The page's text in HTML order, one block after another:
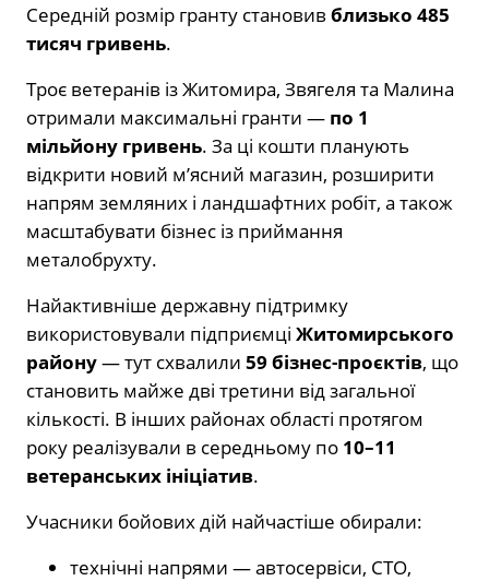
Середній розмір гранту становив близько 485
тисяч гривень.
Троє ветеранів із Житомира, Звягеля та Малина
отримали максимальні гранти — по 1
мільйону гривень. За ці кошти планують
відкрити новий м’ясний магазин, розширити
напрям земляних і ландшафтних робіт, а також
масштабувати бізнес із приймання
металобрухту.
Найактивніше державну підтримку
використовували підприємці Житомирського
району— тут схвалили 59 бізнес-проєктів, що
становить майже дві третини від загальної
кількості. В інших районах області протягом
року реалізували в середньому по 10–11
ветеранських ініціатив.
Учасники бойових дій найчастіше обирали:
технічні напрями — автосервіси, СТО,